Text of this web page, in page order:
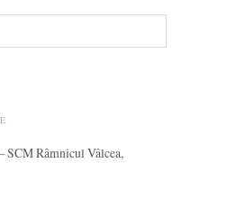
SCM Râmnicul Vâlcea,